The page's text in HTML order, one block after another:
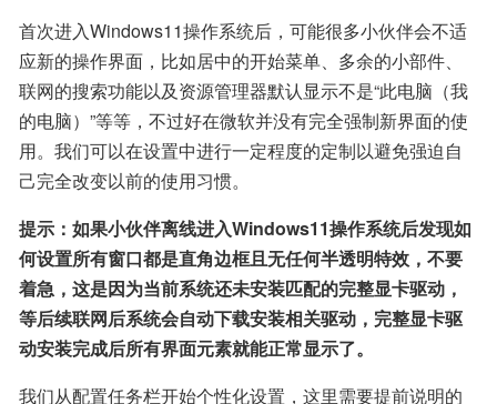
首次进入Windows11操作系统后，可能很多小伙伴会不适
应新的操作界面，比如居中的开始菜单、多余的小部件、
联网的搜索功能以及资源管理器默认显示不是“此电脑（我
的电脑）”等等，不过好在微软并没有完全强制新界面的使
用。我们可以在设置中进行一定程度的定制以避免强迫自
己完全改变以前的使用习惯。
提示：如果小伙伴离线进入Windows11操作系统后发现如
何设置所有窗口都是直角边框且无任何半透明特效，不要
着急，这是因为当前系统还未安装匹配的完整显卡驱动，
等后续联网后系统会自动下载安装相关驱动，完整显卡驱
动安装完成后所有界面元素就能正常显示了。
我们从配置任务栏开始个性化设置，这里需要提前说明的